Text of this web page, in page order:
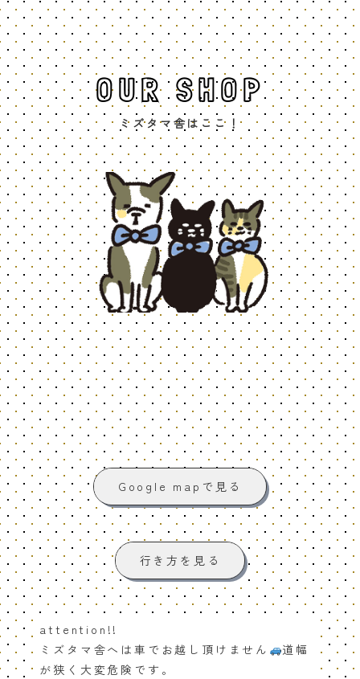
OUR SHOP
ミズタマ舎はここ！
Google mapで見る
行き方を見る
attention!!
ミズタマ舎へは車でお越し頂けません
道幅
が狭く大変危険です。